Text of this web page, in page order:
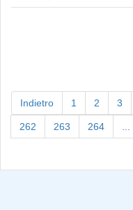
Indietro 1 2 3
262 263 264